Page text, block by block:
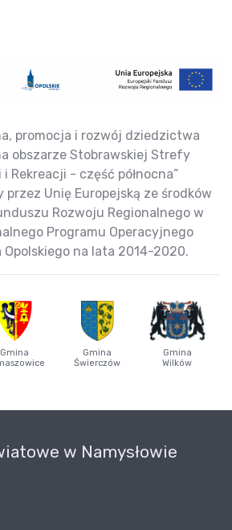
promocja i rozwój dziedzictwa
obszarze Stobrawskiej Strefy
Rekreacji - część północna”
przez Unię Europejską ze środków
Rozwoju Regionalnego w
Programu Operacyjnego
na lata 2014-2020.
Gmina
Gmina
Świerczów
Gmina
Wilków
w Namysłowie